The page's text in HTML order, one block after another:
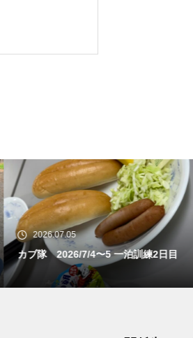
2026.07.05
ブ隊 2026/7/4〜5 一泊訓練2日目